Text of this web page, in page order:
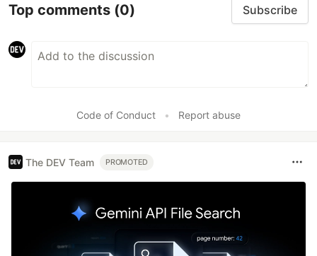
Top comments (0) Subscribe
Code of Conduct • Report abuse
The DEV Team PROMOTED